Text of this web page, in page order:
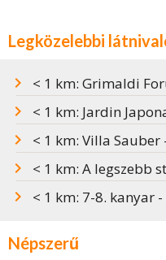
Legközelebbi
< 1 km: Grimaldi
< 1 km: Jardin
< 1 km: Villa
< 1 km: A legszebb
< 1 km: 7-8. kanyar
Népszerű